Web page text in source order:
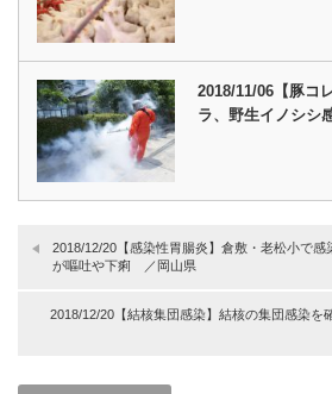
2018/11/06【豚コ
ラ、野生イノシシ
2018/12/20【感染性胃腸炎】倉敷・老松小で
が嘔吐や下痢 ／岡山県
2018/12/20【結核集団感染】結核の集団感染